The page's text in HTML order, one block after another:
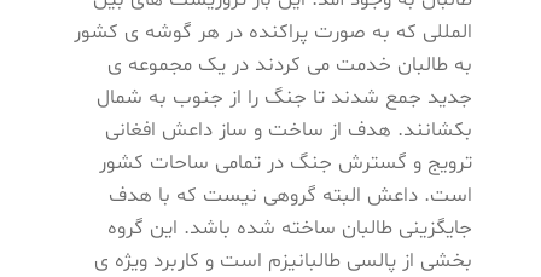
المللی که به صورت پراکنده در هر گوشه ی کشور
به طالبان خدمت می کردند در یک مجموعه ی
جدید جمع شدند تا جنگ را از جنوب به شمال
بکشانند. هدف از ساخت و ساز داعش افغانی
ترویج و گسترش جنگ در تمامی ساحات کشور
است. داعش البته گروهی نیست که با هدف
جایگزینی طالبان ساخته شده باشد. این گروه
بخشی از پالسی طالبانیزم است و کاربرد ویژه ی